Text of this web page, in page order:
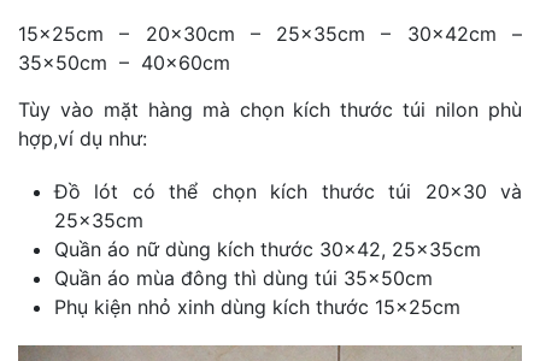
15x25cm – 20x30cm – 25x35cm – 30x42cm –
35x50cm – 40x60cm
Tùy vào mặt hàng mà chọn kích thước túi nilon phù
hợp,ví dụ như:
Đồ lót có thể chọn kích thước túi 20×30 và
25x35cm
Quần áo nữ dùng kích thước 30×42, 25x35cm
Quần áo mùa đông thì dùng túi 35x50cm
Phụ kiện nhỏ xinh dùng kích thước 15x25cm